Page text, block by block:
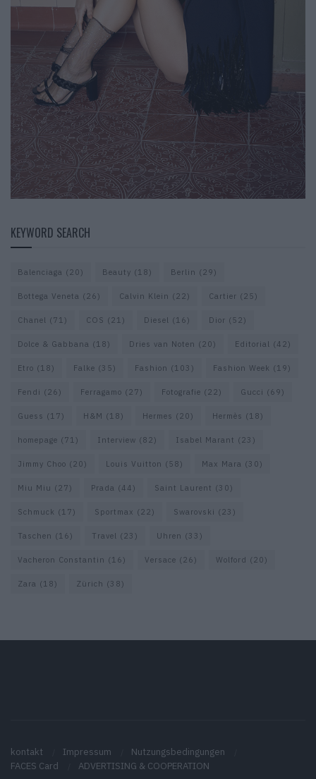
KEYWORD SEARCH
Balenciaga (20) Beauty (18) Berlin (29)
Bottega Veneta (26) Calvin Klein (22) Cartier (25)
Chanel (71) COS (21) Diesel (16) Dior (52)
Dolce & Gabbana (18) Dries van Noten (20) Editorial (42)
Etro (18) Falke (35) Fashion (103) Fashion Week (19)
Fendi (26) Ferragamo (27) Fotografie (22) Gucci (69)
Guess (17) H&M (18) Hermes (20) Hermès (18)
homepage (71) Interview (82) Isabel Marant (23)
Jimmy Choo (20) Louis Vuitton (58) Max Mara (30)
Miu Miu (27) Prada (44) Saint Laurent (30)
Schmuck (17) Sportmax (22) Swarovski (23)
Taschen (16) Travel (23) Uhren (33)
Vacheron Constantin (16) Versace (26) Wolford (20)
Zara (18) Zürich (38)
kontakt Impressum
Nutzungsbedingungen
FACES Card
ADVERTISING & COOPERATION